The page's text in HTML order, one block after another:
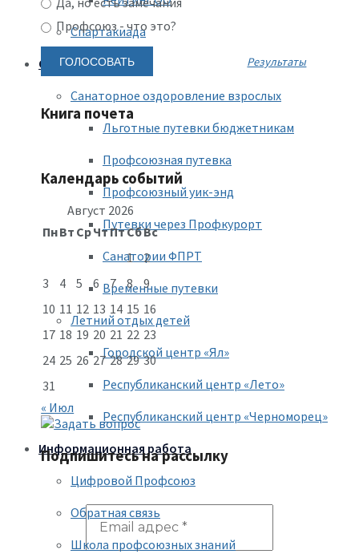
Спартакиада
Оздоровление
Санаторное оздоровление взрослых
Льготные путевки бюджетникам
Профсоюзная путевка
Профсоюзный уик-энд
Путевки через Профкурорт
Санатории ФПРТ
Временные путевки
Летний отдых детей
Городской центр «Ял»
Республиканский центр «Лето»
Республиканский центр «Черноморец»
Информационная работа
Цифровой Профсоюз
Обратная связь
Школа профсоюзных знаний
Профсоюз - что это?
Результаты
Книга почета
Календарь событий
Август 2026
ПнВт СрЧтПтСбВс
1
2
3
4 5 6 7 8
9
10 11 12 13 14 15 16
17 18 19 20 21 22 23
24 25 26 27 28 29 30
31
« Июл
Подпишитесь на рассылку